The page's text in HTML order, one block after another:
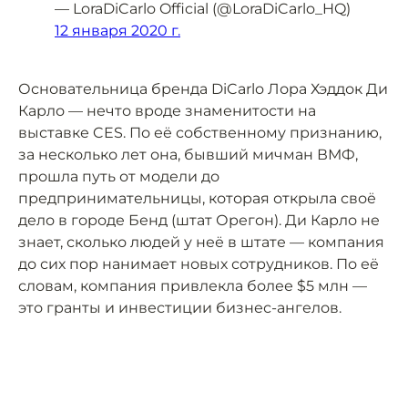
— LoraDiCarlo Official (@LoraDiCarlo_HQ)
12 января 2020 г.
Основательница бренда DiCarlo Лора Хэддок Ди
Карло — нечто вроде знаменитости на
выставке CES. По её собственному признанию,
за несколько лет она, бывший мичман ВМФ,
прошла путь от модели до
предпринимательницы, которая открыла своё
дело в городе Бенд (штат Орегон). Ди Карло не
знает, сколько людей у неё в штате — компания
до сих пор нанимает новых сотрудников. По её
словам, компания привлекла более $5 млн —
это гранты и инвестиции бизнес-ангелов.